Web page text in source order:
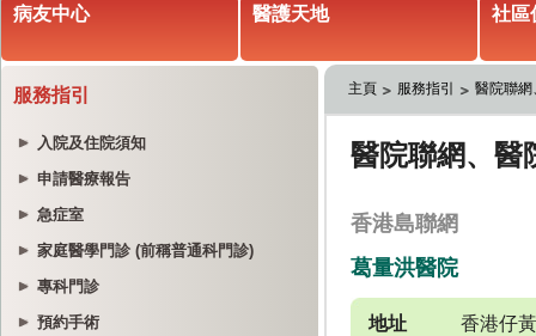
病友中心 醫護天地 社區
服務指引
入院及住院須知
申請醫療報告
急症室
家庭醫學門診 (前稱普通科門診)
專科門診
預約手術
主頁 服務指引 醫院聯網